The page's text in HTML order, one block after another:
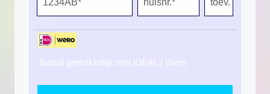
Betaal gemakkelijk met iDEAL | Wero